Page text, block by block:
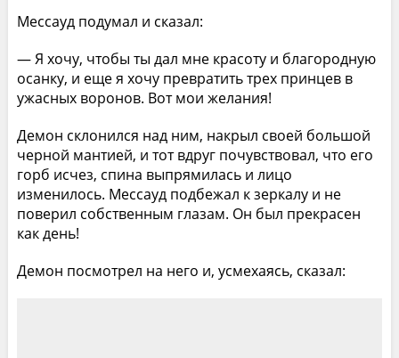
Мессауд подумал и сказал:
— Я хочу, чтобы ты дал мне красоту и благородную
осанку, и еще я хочу превратить трех принцев в
ужасных воронов. Вот мои желания!
Демон склонился над ним, накрыл своей большой
черной мантией, и тот вдруг почувствовал, что его
горб исчез, спина выпрямилась и лицо
изменилось. Мессауд подбежал к зеркалу и не
поверил собственным глазам. Он был прекрасен
как день!
Демон посмотрел на него и, усмехаясь, сказал: